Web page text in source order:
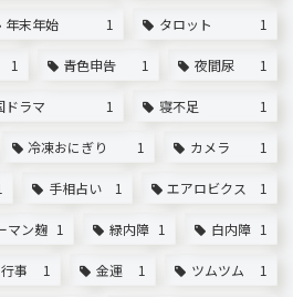
年末年始 1 タロット 1
1 青色申告 1 夜間尿 1
ドラマ 1 寝不足 1
冷凍おにぎり 1 カメラ 1
手相占い 1 エアロビクス 1
マン麹 1 緑内障 1 白内障 1
事 1 金運 1 ツムツム 1